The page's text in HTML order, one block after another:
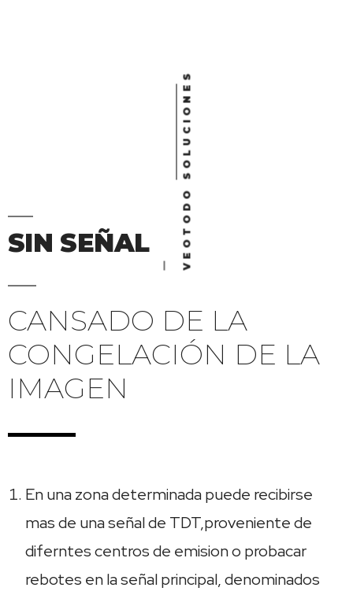
VEOTODO SOLUCIONES
SIN SEÑAL
CANSADO DE LA
CONGELACIÓN DE LA
IMAGEN
En una zona determinada puede recibirse
mas de una señal de TDT,proveniente de
diferntes centros de emision o probacar
rebotes en la señal principal, denominados